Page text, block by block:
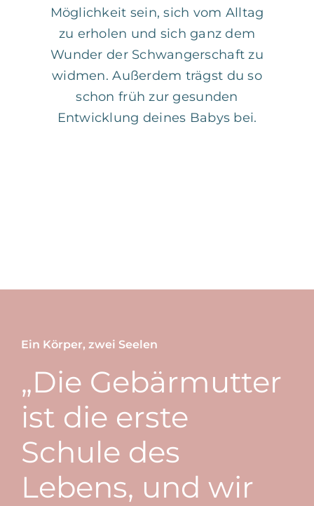
Möglichkeit sein, sich vom Alltag
zu erholen und sich ganz dem
Wunder der Schwangerschaft zu
widmen. Außerdem trägst du so
schon früh zur gesunden
Entwicklung deines Babys bei.
Ein Körper, zwei Seelen
„Die Gebärmutter
ist die erste
Schule des
Lebens, und wir